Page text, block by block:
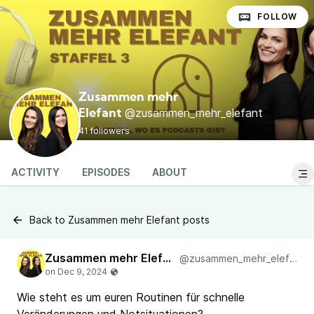
Zusammen mehr
Elefant @zusammen_mehr_elefant
41 followers
FOLLOW
ACTIVITY EPISODES ABOUT
Back to Zusammen mehr Elefant posts
Zusammen mehr Elefant @zusammen_mehr_elefant
Wie steht es um euren Routinen für schnelle